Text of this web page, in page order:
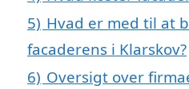
5) Hvad er med til at
facaderens i Klarskov?
6) Oversigt over